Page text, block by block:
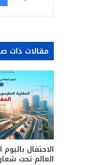
مقالات ذات
الاحتفال
العالم تحت